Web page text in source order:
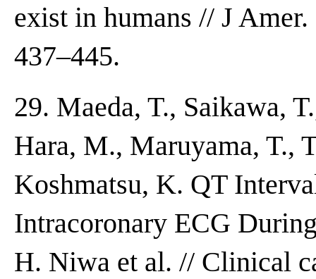
exist in humans // J
437–445.
29. Maeda, T., Saikawa,
Hara, M., Maruyama, T.,
Koshmatsu, K. QT
Intracoronary ECG
H. Niwa et al. // Clinical